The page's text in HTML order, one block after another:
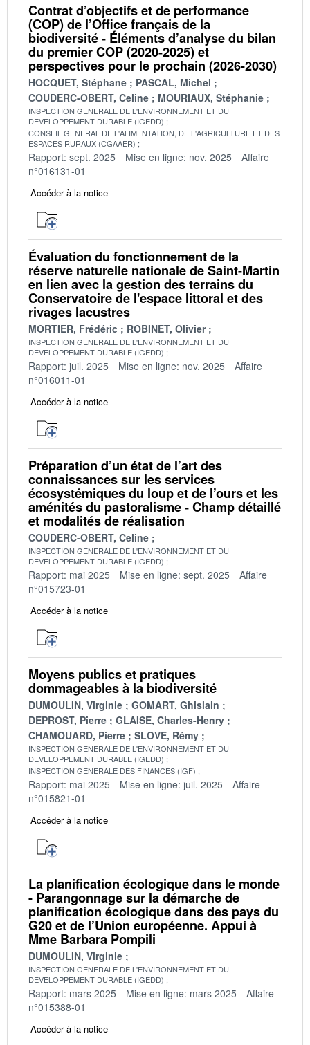
Contrat d’objectifs et de performance
(COP) de l’Office français de la
biodiversité - Éléments d’analyse du bilan
du premier COP (2020-2025) et
perspectives pour le prochain (2026-2030)
HOCQUET, Stéphane
PASCAL, Michel
COUDERC-OBERT, Celine
MOURIAUX, Stéphanie
INSPECTION GENERALE DE L'ENVIRONNEMENT ET DU
DEVELOPPEMENT DURABLE (IGEDD)
CONSEIL GENERAL DE L'ALIMENTATION, DE L'AGRICULTURE ET DES
ESPACES RURAUX (CGAAER)
Rapport: sept. 2025 Mise en ligne: nov. 2025
Affaire
n°016131-01
Accéder à la notice
Évaluation du fonctionnement de la
réserve naturelle nationale de Saint-Martin
en lien avec la gestion des terrains du
Conservatoire de l'espace littoral et des
rivages lacustres
MORTIER, Frédéric ROBINET, Olivier
INSPECTION GENERALE DE L'ENVIRONNEMENT ET DU
DEVELOPPEMENT DURABLE (IGEDD)
Rapport: juil. 2025 Mise en ligne: nov. 2025
Affaire
n°016011-01
Accéder à la notice
Préparation d’un état de l’art des
connaissances sur les services
écosystémiques du loup et de l’ours et les
aménités du pastoralisme - Champ détaillé
et modalités de réalisation
COUDERC-OBERT, Celine
INSPECTION GENERALE DE L'ENVIRONNEMENT ET DU
DEVELOPPEMENT DURABLE (IGEDD)
Rapport: mai 2025 Mise en ligne: sept. 2025
Affaire
n°015723-01
Accéder à la notice
Moyens publics et pratiques
dommageables à la biodiversité
DUMOULIN, Virginie
GOMART, Ghislain
DEPROST, Pierre
GLAISE, Charles-Henry
CHAMOUARD, Pierre
SLOVE, Rémy
INSPECTION GENERALE DE L'ENVIRONNEMENT ET DU
DEVELOPPEMENT DURABLE (IGEDD)
INSPECTION GENERALE DES FINANCES (IGF)
Rapport: mai 2025 Mise en ligne: juil. 2025
Affaire
n°015821-01
Accéder à la notice
La planification écologique dans le monde
- Parangonnage sur la démarche de
planification écologique dans des pays du
G20 et de l’Union européenne. Appui à
Mme Barbara Pompili
DUMOULIN, Virginie
INSPECTION GENERALE DE L'ENVIRONNEMENT ET DU
DEVELOPPEMENT DURABLE (IGEDD)
Rapport: mars 2025 Mise en ligne: mars 2025
Affaire
n°015388-01
Accéder à la notice